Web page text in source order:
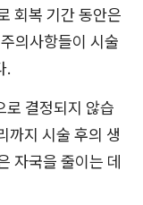
회복 기간 동안은
의사항들이 시술
.
로 결정되지 않습
까지 시술 후의 생
자국을 줄이는 데